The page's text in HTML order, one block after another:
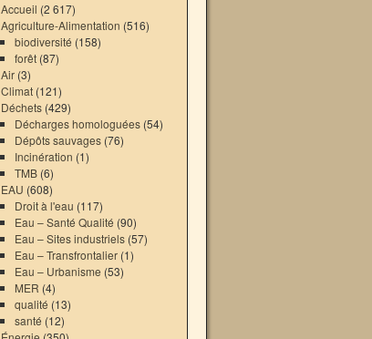
Accueil (2 617)
Agriculture-Alimentation (516)
biodiversité (158)
forêt (87)
Air(3)
Climat(121)
Déchets(429)
Décharges homologuées (54)
Dépôts sauvages (76)
Incinération (1)
TMB (6)
EAU (608)
Droit à l'eau (117)
Eau – Santé Qualité (90)
Eau – Sites industriels (57)
Eau – Transfrontalier (1)
Eau – Urbanisme (53)
MER (4)
qualité (13)
santé (12)